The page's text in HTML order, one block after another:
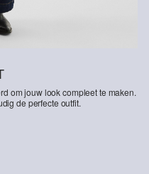
om jouw look compleet te maken.
de perfecte outfit.